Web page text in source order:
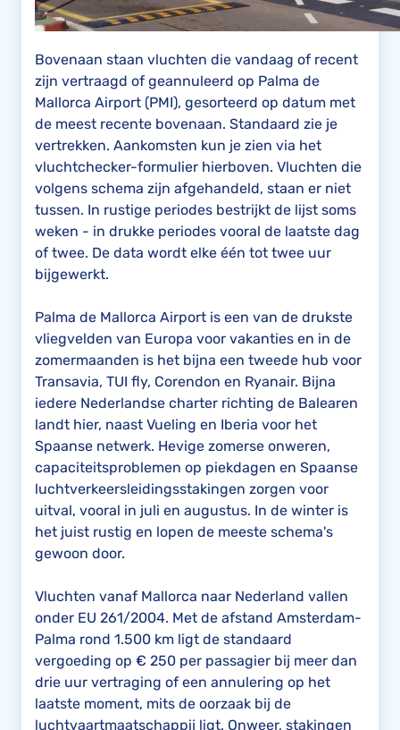
Bovenaan staan vluchten die vandaag of recent
zijn vertraagd of geannuleerd op Palma de
Mallorca Airport (PMI), gesorteerd op datum met
de meest recente bovenaan. Standaard zie je
vertrekken. Aankomsten kun je zien via het
vluchtchecker-formulier hierboven. Vluchten die
volgens schema zijn afgehandeld, staan er niet
tussen. In rustige periodes bestrijkt de lijst soms
weken - in drukke periodes vooral de laatste dag
of twee. De data wordt elke één tot twee uur
bijgewerkt.
Palma de Mallorca Airport is een van de drukste
vliegvelden van Europa voor vakanties en in de
zomermaanden is het bijna een tweede hub voor
Transavia, TUI fly, Corendon en Ryanair. Bijna
iedere Nederlandse charter richting de Balearen
landt hier, naast Vueling en Iberia voor het
Spaanse netwerk. Hevige zomerse onweren,
capaciteitsproblemen op piekdagen en Spaanse
luchtverkeersleidingsstakingen zorgen voor
uitval, vooral in juli en augustus. In de winter is
het juist rustig en lopen de meeste schema's
gewoon door.
Vluchten vanaf Mallorca naar Nederland vallen
onder EU 261/2004. Met de afstand Amsterdam-
Palma rond 1.500 km ligt de standaard
vergoeding op € 250 per passagier bij meer dan
drie uur vertraging of een annulering op het
laatste moment, mits de oorzaak bij de
luchtvaartmaatschappij ligt. Onweer, stakingen